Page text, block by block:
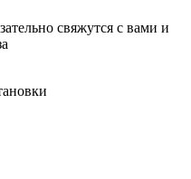
свяжутся с вами и